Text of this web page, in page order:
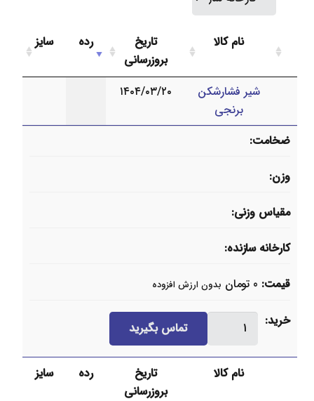
نام کالا
تاریخ
بروزرسانی
رده سایز
نام کالا
تاریخ
بروزرسانی
رده سایز
شیر فشارشکن
برنجی
۱۴۰۴/۰۳/۲۰
ضخامت
وزن
مقیاس وزنی
کارخانه سازنده
قیمت 0 تومان بدون ارزش افزوده
خرید
شیر
برنجی
عدد
تماس بگیرید